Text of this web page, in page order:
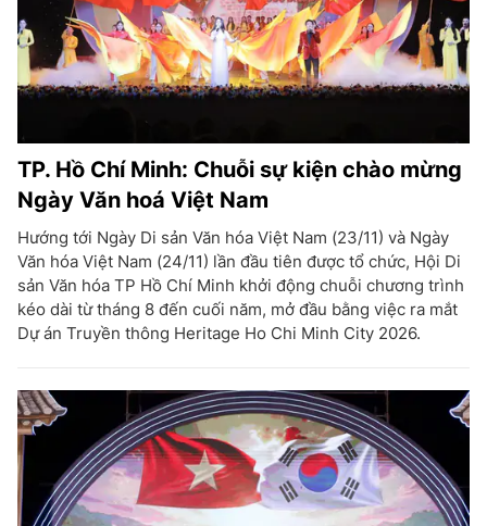
TP. Hồ Chí Minh: Chuỗi sự kiện chào mừng
Ngày Văn hoá Việt Nam
Hướng tới Ngày Di sản Văn hóa Việt Nam (23/11) và Ngày
Văn hóa Việt Nam (24/11) lần đầu tiên được tổ chức, Hội Di
sản Văn hóa TP Hồ Chí Minh khởi động chuỗi chương trình
kéo dài từ tháng 8 đến cuối năm, mở đầu bằng việc ra mắt
Dự án Truyền thông Heritage Ho Chi Minh City 2026.